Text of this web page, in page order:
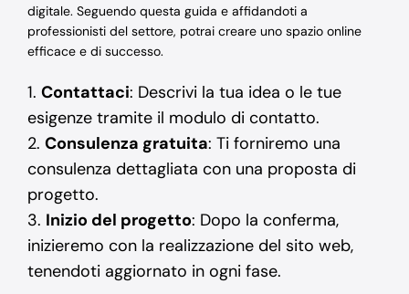
digitale. Seguendo questa guida e affidandoti a
professionisti del settore, potrai creare uno spazio online
efficace e di successo.
1. Contattaci: Descrivi la tua idea o le tue
esigenze tramite il modulo di contatto.
2. Consulenza gratuita: Ti forniremo una
consulenza dettagliata con una proposta di
progetto.
3. Inizio del progetto: Dopo la conferma,
inizieremo con la realizzazione del sito web,
tenendoti aggiornato in ogni fase.